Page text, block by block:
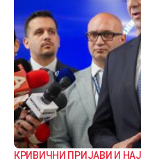
КРИВИЧНИ ПРИЈАВИ И